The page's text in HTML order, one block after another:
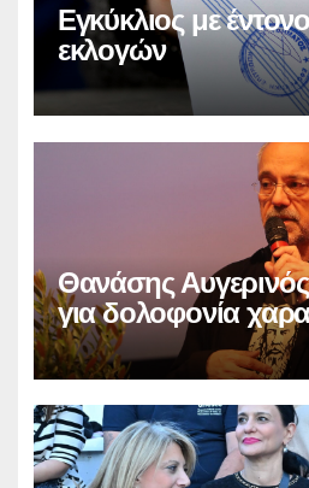
Εγκύκλιος με
εκλογών
Θανάσης
για δολοφονία
παραπληροφόρηση